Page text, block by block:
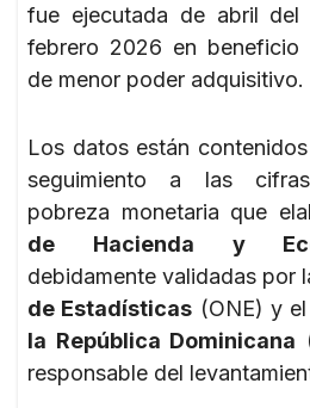
fue ejecutada de abril del
febrero 2026 en beneficio
de menor poder adquisitivo.
Los datos están
seguimiento a las
pobreza monetaria que
de Hacienda y
debidamente validadas por
de Estadísticas (ONE) y el
la República Dominicana
responsable del